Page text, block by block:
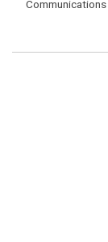
Communications